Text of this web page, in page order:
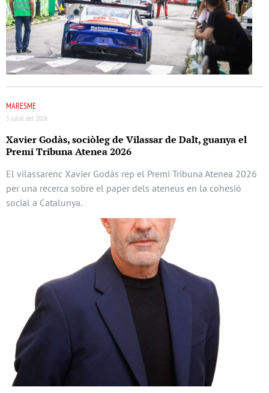
MARESME
3 juliol del 2026
Xavier Godàs, sociòleg de Vilassar de Dalt, guanya el
Premi Tribuna Atenea 2026
El vilassarenc Xavier Godàs rep el Premi Tribuna Atenea 2026
per una recerca sobre el paper dels ateneus en la cohesió
social a Catalunya.